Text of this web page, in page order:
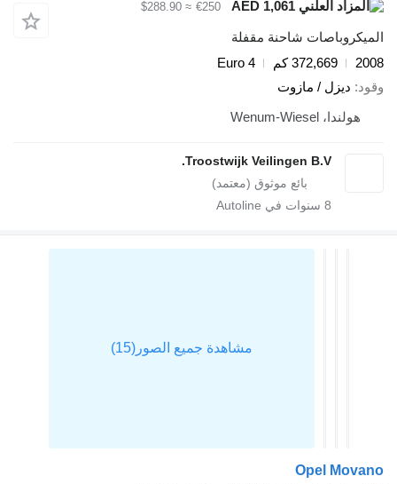
AED 1,061
€250
≈ $288.90
شاحنة مقفلة
372,669 كم
Euro 4
ديزل / مازوت
هولندا، Wenum-Wiesel
Troostwijk Veilingen B.V.
سنوات في Autoline
Opel